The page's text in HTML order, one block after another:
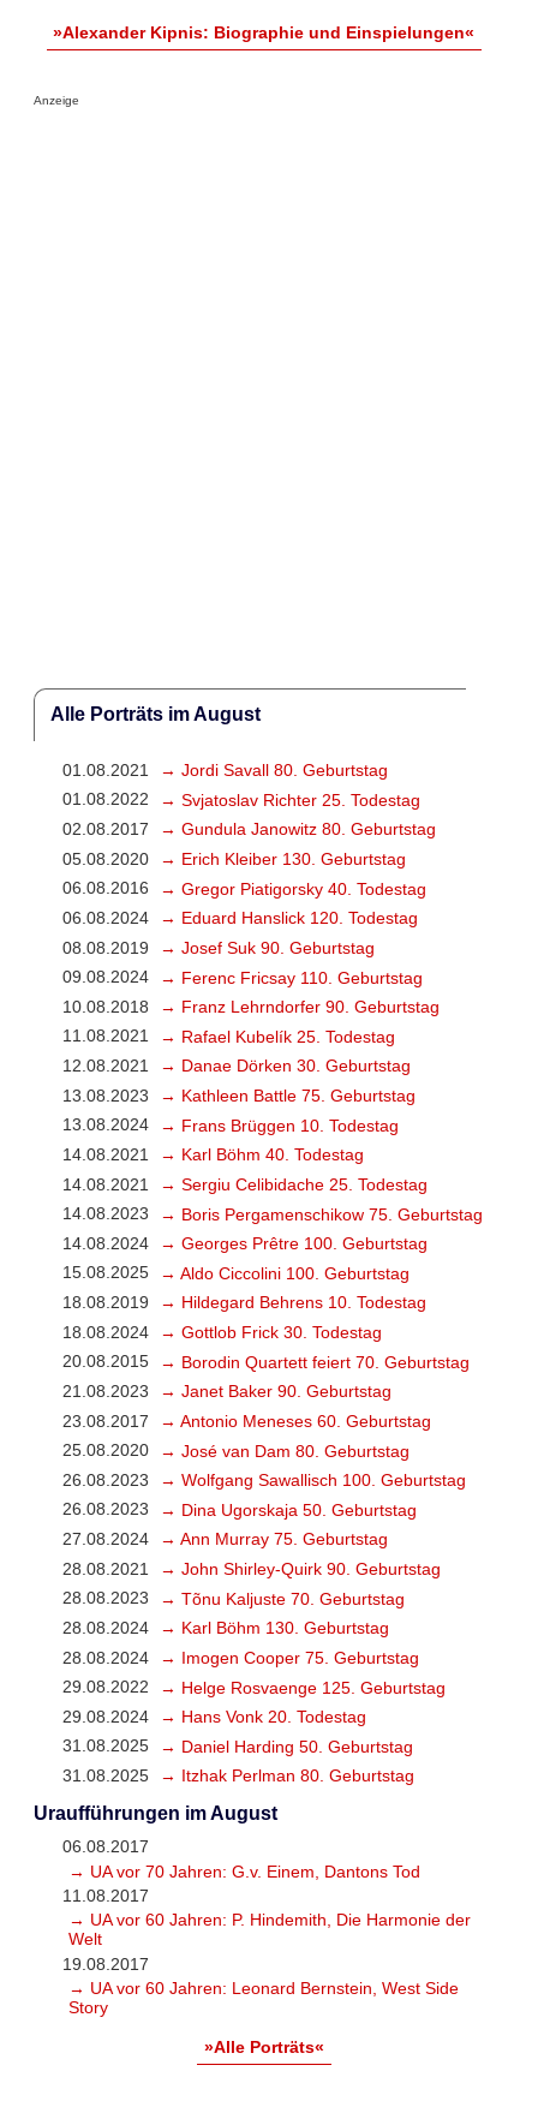
»Alexander Kipnis: Biographie und Einspielungen«
Anzeige
Alle Porträts im August
01.08.2021
→ Jordi Savall 80. Geburtstag
01.08.2022
→ Svjatoslav Richter 25. Todestag
02.08.2017
→ Gundula Janowitz 80. Geburtstag
05.08.2020
→ Erich Kleiber 130. Geburtstag
06.08.2016
→ Gregor Piatigorsky 40. Todestag
06.08.2024
→ Eduard Hanslick 120. Todestag
08.08.2019
→ Josef Suk 90. Geburtstag
09.08.2024
→ Ferenc Fricsay 110. Geburtstag
10.08.2018
→ Franz Lehrndorfer 90. Geburtstag
11.08.2021
→ Rafael Kubelík 25. Todestag
12.08.2021
→ Danae Dörken 30. Geburtstag
13.08.2023
→ Kathleen Battle 75. Geburtstag
13.08.2024
→ Frans Brüggen 10. Todestag
14.08.2021
→ Karl Böhm 40. Todestag
14.08.2021
→ Sergiu Celibidache 25. Todestag
14.08.2023
→ Boris Pergamenschikow 75. Geburtstag
14.08.2024
→ Georges Prêtre 100. Geburtstag
15.08.2025
→ Aldo Ciccolini 100. Geburtstag
18.08.2019
→ Hildegard Behrens 10. Todestag
18.08.2024
→ Gottlob Frick 30. Todestag
20.08.2015
→ Borodin Quartett feiert 70. Geburtstag
21.08.2023
→ Janet Baker 90. Geburtstag
23.08.2017
→ Antonio Meneses 60. Geburtstag
25.08.2020
→ José van Dam 80. Geburtstag
26.08.2023
→ Wolfgang Sawallisch 100. Geburtstag
26.08.2023
→ Dina Ugorskaja 50. Geburtstag
27.08.2024
→ Ann Murray 75. Geburtstag
28.08.2021
→ John Shirley-Quirk 90. Geburtstag
28.08.2023
→ Tõnu Kaljuste 70. Geburtstag
28.08.2024
→ Karl Böhm 130. Geburtstag
28.08.2024
→ Imogen Cooper 75. Geburtstag
29.08.2022
→ Helge Rosvaenge 125. Geburtstag
29.08.2024
→ Hans Vonk 20. Todestag
31.08.2025
→ Daniel Harding 50. Geburtstag
31.08.2025
→ Itzhak Perlman 80. Geburtstag
Uraufführungen im August
06.08.2017
→ UA vor 70 Jahren: G.v. Einem, Dantons Tod
11.08.2017
→ UA vor 60 Jahren: P. Hindemith, Die Harmonie der
Welt
19.08.2017
→ UA vor 60 Jahren: Leonard Bernstein, West Side
Story
»Alle Porträts«